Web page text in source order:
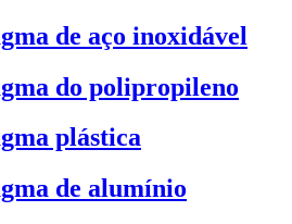
de aço inoxidável
do polipropileno
plástica
de alumínio